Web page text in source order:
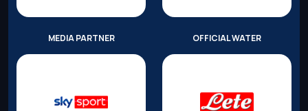
MEDIA PARTNER OFFICIAL WATER